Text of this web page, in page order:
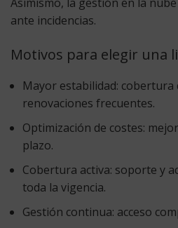
ante incidencias.
Motivos para elegir una
Mayor estabilidad: cobertura
renovaciones frecuentes.
Optimización de costes:
plazo.
Cobertura activa: soporte y
toda la vigencia.
Gestión continua: acceso